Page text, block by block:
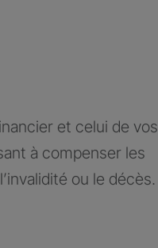
et celui de vos
à compenser les
ou le décès.